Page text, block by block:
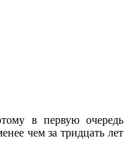
в первую очередь
чем за тридцать лет